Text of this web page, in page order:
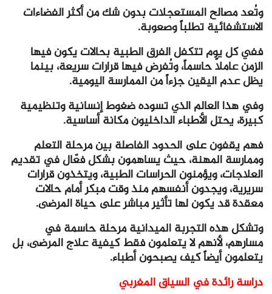
وتُعد مصالح المستعجلات بدون شك من أكثر الفضاءات
الاستشفائية تطلباً وصعوبة.
ففي كل يوم تتكفل الفرق الطبية بحالات يكون فيها
الزمن عاملاً حاسماً، وتُفرض فيها قرارات سريعة، بينما
يظل عدم اليقين جزءاً من الممارسة اليومية.
وفي هذا العالم الذي تسوده ضغوط إنسانية وتنظيمية
كبيرة، يحتل الأطباء الداخليون مكانة أساسية.
فهم يقفون على الحدود الفاصلة بين مرحلة التعلم
وممارسة المهنة، حيث يساهمون بشكل فعّال في تقديم
العلاجات، ويؤمنون الحراسات الطبية، ويتخذون قرارات
سريرية، ويجدون أنفسهم منذ وقت مبكر أمام حالات
معقدة قد يكون لها تأثير مباشر على حياة المرضى.
وتشكل هذه التجربة الميدانية مرحلة حاسمة في
مسارهم، لأنهم لا يتعلمون فقط كيفية علاج المرضى، بل
يتعلمون أيضاً كيف يصبحون أطباء.
دراسة رائدة في السياق المغربي